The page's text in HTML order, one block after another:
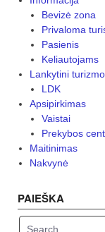
Bevizė zona
Privaloma
Pasienis
Keliautojams
Lankytini
LDK
Apsipirkimas
Vaistai
Prekybos
Maitinimas
Nakvynė
PAIEŠKA